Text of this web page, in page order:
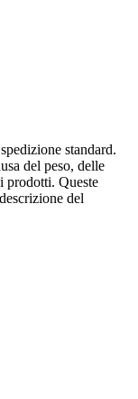
standard.
del peso, delle
prodotti. Queste
del